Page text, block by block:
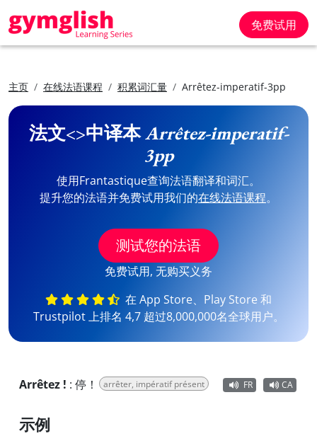
免费试用
主页 在线法语课程 积累词汇量 Arrêtez-imperatif-3pp
法文<>中译本Arrêtez-imperatif-
3pp
使用Frantastique查询法语翻译和词汇。
提升您的法语并免费试用我们的在线法语课程。
测试您的法语
免费试用, 无购买义务
在 App Store、Play Store 和
Trustpilot 上排名 4,7 超过8,000,000名全球用户。
Arrêtez ! : 停！ arrêter, impératif présent FR CA
示例